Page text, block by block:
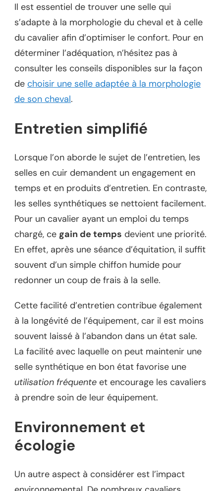
Il est essentiel de trouver une selle qui
s’adapte à la morphologie du cheval et à celle
du cavalier afin d’optimiser le confort. Pour en
déterminer l’adéquation, n’hésitez pas à
consulter les conseils disponibles sur la façon
de choisir une selle adaptée à la morphologie
de son cheval.
Entretien simplifié
Lorsque l’on aborde le sujet de l’entretien, les
selles en cuir demandent un engagement en
temps et en produits d’entretien. En contraste,
les selles synthétiques se nettoient facilement.
Pour un cavalier ayant un emploi du temps
chargé, ce gain de temps devient une priorité.
En effet, après une séance d’équitation, il suffit
souvent d’un simple chiffon humide pour
redonner un coup de frais à la selle.
Cette facilité d’entretien contribue également
à la longévité de l’équipement, car il est moins
souvent laissé à l’abandon dans un état sale.
La facilité avec laquelle on peut maintenir une
selle synthétique en bon état favorise une
utilisation fréquente et encourage les cavaliers
à prendre soin de leur équipement.
Environnement et
écologie
Un autre aspect à considérer est l’impact